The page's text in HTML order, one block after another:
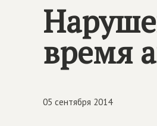
время
05 сентября 2014